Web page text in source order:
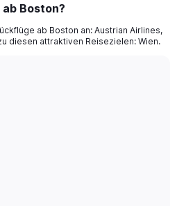
Boston?
ab Boston an: Austrian Airlines,
diesen attraktiven Reisezielen: Wien.